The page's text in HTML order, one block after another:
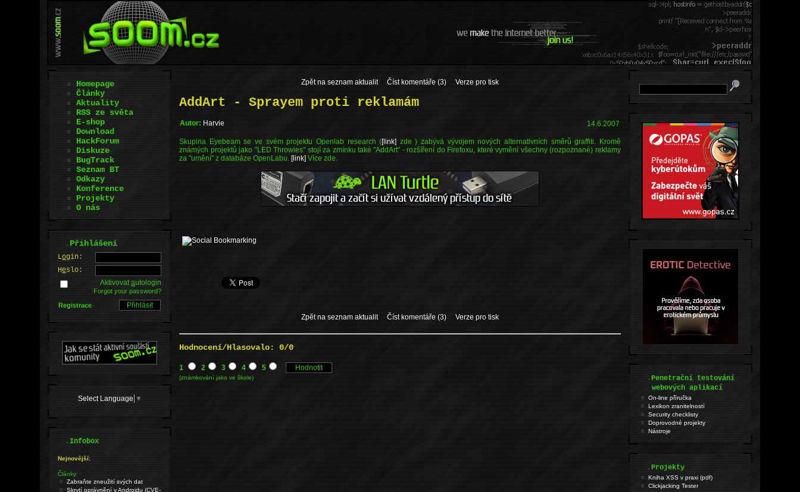
Zpět na seznam aktualit Číst komentáře (3) Verze pro tisk
AddArt - Sprayem proti reklamám
Autor: Harvie 14.6.2007
Skupina Eyebeam se ve svém projektu Openlab research ([link] zde ) zabývá vývojem nových alternativních směrů graffiti. Kromě
známých projektů jako "LED Throwies" stojí za zmínku také "AddArt" - rozšíření do Firefoxu, které vymění všechny (rozpoznané) reklamy
za "umění" z databáze OpenLabu. [link] Více zde.
Zpět na seznam aktualit Číst komentáře (3) Verze pro tisk
Hodnocení/Hlasovalo: 0/0
1 2 3 4 5
(známkování jako ve škole)
Homepage
Články
Aktuality
RSS ze světa
E-shop
Download
HackForum
Diskuze
BugTrack
Seznam BT
Odkazy
Konference
Projekty
O nás
.Přihlášení
Login:
Heslo:
Aktivovatautologin
Forgot your password?
Registrace
Select Language ▼
.Infobox
Nejnovější:
Články:
Zabraňte zneužití svých dat
Skrytí oprávnění v Androidu (CVE-
.Penetrační testování
webových aplikací
On-line příručka
Lexikon zranitelností
Security checklisty
Doprovodné projekty
Nástroje
.Projekty
Kniha XSS v praxi (pdf)
Clickjacking Tester